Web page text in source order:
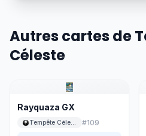
Autres cartes de
Céleste
Rayquaza GX
#109